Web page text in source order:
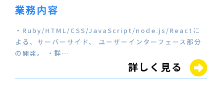
業務内容
・Ruby/HTML/CSS/JavaScript/node.js/Reactに
よる、サーバーサイド、 ユーザーインターフェース部分
の開発。 ・詳…
詳しく見る